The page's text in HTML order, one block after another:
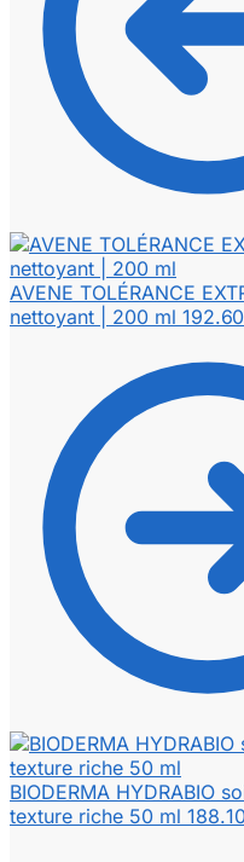
AVENE TOLÉRANCE
nettoyant | 200 ml
BIODERMA HYDRABIO
texture riche 50 ml